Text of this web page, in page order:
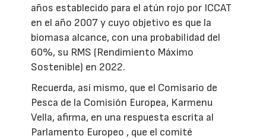
años establecido para el atún rojo por ICCAT
en el año 2007 y cuyo objetivo es que la
biomasa alcance, con una probabilidad del
60%, su RMS (Rendimiento Máximo
Sostenible) en 2022.
Recuerda, así mismo, que el Comisario de
Pesca de la Comisión Europea, Karmenu
Vella, afirma, en una respuesta escrita al
Parlamento Europeo , que el comité